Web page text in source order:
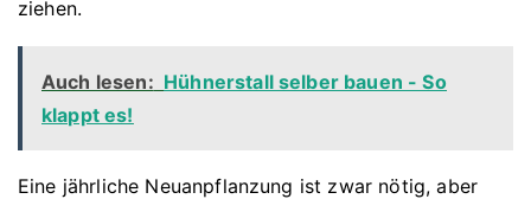
ziehen.
Auch lesen: Hühnerstall selber bauen - So
klappt es!
Eine jährliche Neuanpflanzung ist zwar nötig, aber